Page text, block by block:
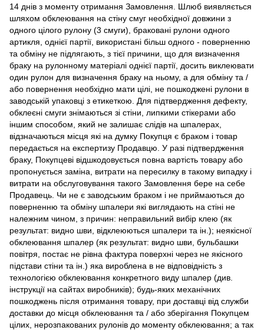
14 днів з моменту отримання Замовлення. Шлюб виявляється
шляхом обклеювання на стіну смуг необхідної довжини з
одного цілого рулону (3 смуги), браковані рулони одного
артикля, однієї партії, використані більш одного - поверненню
та обміну не підлягають, з тієї причини, що для визначення
браку на рулонному матеріалі однієї партії, досить виклеювати
один рулон для визначення браку на ньому, а для обміну та /
або повернення необхідно мати цілі, не пошкоджені рулони в
заводській упаковці з етикеткою. Для підтвердження дефекту,
обклеєні смуги знімаються зі стіни, липкими стікерами або
іншим способом, який не залишає слідів на шпалерах,
відзначаються місця які на думку Покупця є браком і товар
передається на експертизу Продавцю. У разі підтвердження
браку, Покупцеві відшкодовується повна вартість товару або
пропонується заміна, витрати на пересилку в такому випадку і
витрати на обслуговування такого Замовлення бере на себе
Продавець. Чи не є заводським браком і не приймаються до
поверненню та обміну шпалери які виглядають на стіні не
належним чином, з причин: неправильний вибір клею (як
результат: видно шви, відклеюються шпалери та ін.); неякісної
обклеювання шпалер (як результат: видно шви, бульбашки
повітря, постає не рівна фактура поверхні через не якісного
підстави стіни та ін.) яка вироблена в не відповідність з
технологією обклеювання конкретного виду шпалер (див.
інструкції на сайтах виробників); будь-яких механічних
пошкоджень після отримання товару, при доставці від служби
доставки до місця обклеювання та / або зберігання Покупцем
цілих, нерозпакованих рулонів до моменту обклеювання; а так